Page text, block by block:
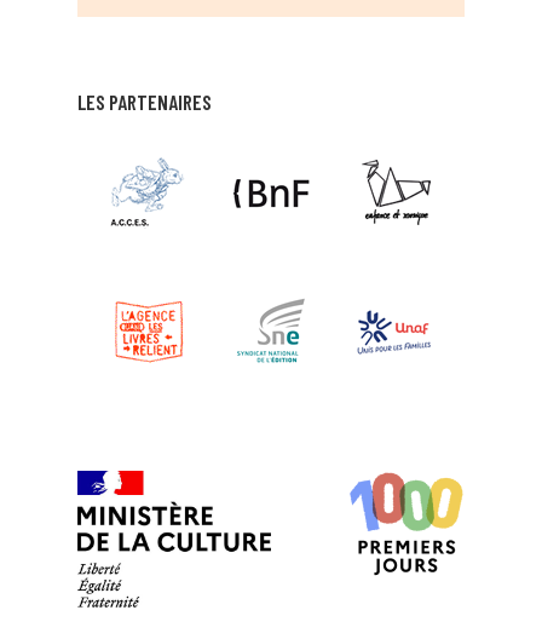
BOURG MADAME
CABESTANY
EN SAVOIR PLUS
CABESTANY
EN SAVOIR PLUS
EN SAVOIR PLUS
MÉDIATHÈQUE DE CAUDIÈS DE
FENOUILLÈDES
CAUDIES DE FENOUILLEDES
LES PARTENAIRES